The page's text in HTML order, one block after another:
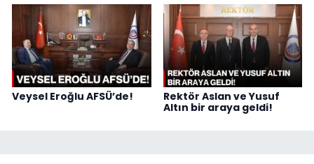
Veysel Eroğlu AFSÜ’de!
Rektör Aslan ve Yusuf
Altın bir araya geldi!